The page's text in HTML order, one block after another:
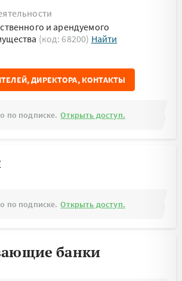
и арендуемого
(код: 68200) Найти
ДИРЕКТОРА, КОНТАКТЫ
по подписке. Открыть доступ.
по подписке. Открыть доступ.
банки